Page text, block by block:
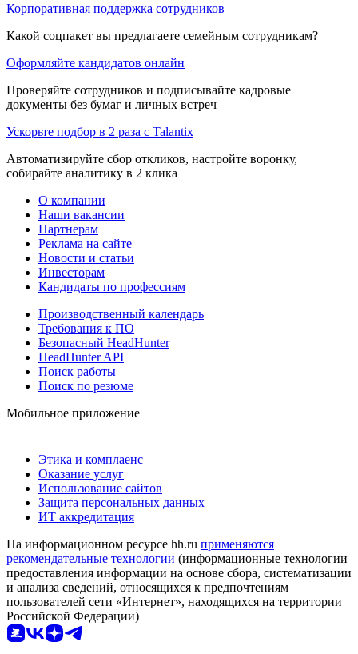
Корпоративная поддержка сотрудников
Какой соцпакет вы предлагаете семейным сотрудникам?
Оформляйте кандидатов онлайн
Проверяйте сотрудников и подписывайте кадровые
документы без бумаг и личных встреч
Ускорьте подбор в 2 раза с Talantix
Автоматизируйте сбор откликов, настройте воронку,
собирайте аналитику в 2 клика
О компании
Наши вакансии
Партнерам
Реклама на сайте
Новости и статьи
Инвесторам
Кандидаты по профессиям
Производственный календарь
Требования к ПО
Безопасный HeadHunter
HeadHunter API
Поиск работы
Поиск по резюме
Мобильное приложение
Этика и комплаенс
Оказание услуг
Использование сайтов
Защита персональных данных
ИТ аккредитация
На информационном ресурсе hh.ru применяются
рекомендательные технологии (информационные технологии
предоставления информации на основе сбора, систематизации
и анализа сведений, относящихся к предпочтениям
пользователей сети «Интернет», находящихся на территории
Российской Федерации)